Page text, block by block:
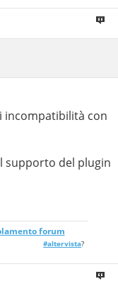
incompatibilità con
supporto del plugin
forum
#altervista?